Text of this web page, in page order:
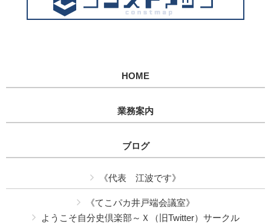
HOME
業務案内
ブログ
《代表 江波です》
《てこパカ井戸端会議室》
ようこそ自分史倶楽部～Ｘ（旧Twitter）サークル